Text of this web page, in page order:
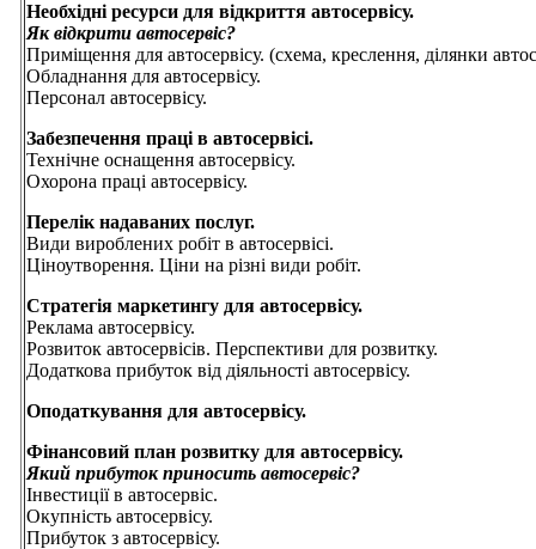
Необхідні ресурси для відкриття автосервісу.
Як відкрити автосервіс?
Приміщення для автосервісу. (схема, креслення, ділянки
Обладнання для автосервісу.
Персонал автосервісу.
Забезпечення праці в автосервісі.
Технічне оснащення автосервісу.
Охорона праці автосервісу.
Перелік надаваних послуг.
Види вироблених робіт в автосервісі.
Ціноутворення. Ціни на різні види робіт.
Стратегія маркетингу для автосервісу.
Реклама автосервісу.
Розвиток автосервісів. Перспективи для розвитку.
Додаткова прибуток від діяльності автосервісу.
Оподаткування для автосервісу.
Фінансовий план розвитку для автосервісу.
Який прибуток приносить автосервіс?
Інвестиції в автосервіс.
Окупність автосервісу.
Прибуток з автосервісу.